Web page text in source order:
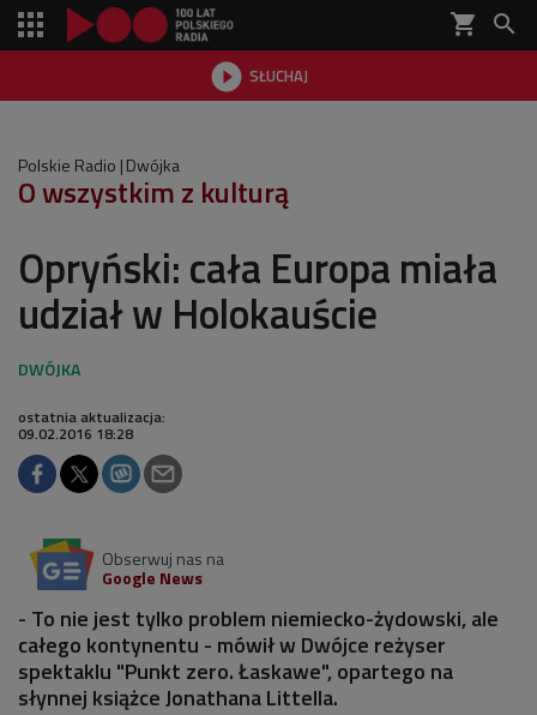
shopping_cart 
 SŁUCHAJ

Polskie Radio Dwójka
O wszystkim z kulturą
Opryński: cała Europa miała
udział w Holokauście
ostatnia aktualizacja:
09.02.2016 18:28
Obserwuj nas na
Google News
- To nie jest tylko problem niemiecko-żydowski, ale
całego kontynentu - mówił w Dwójce reżyser
spektaklu "Punkt zero. Łaskawe", opartego na
słynnej książce Jonathana Littella.